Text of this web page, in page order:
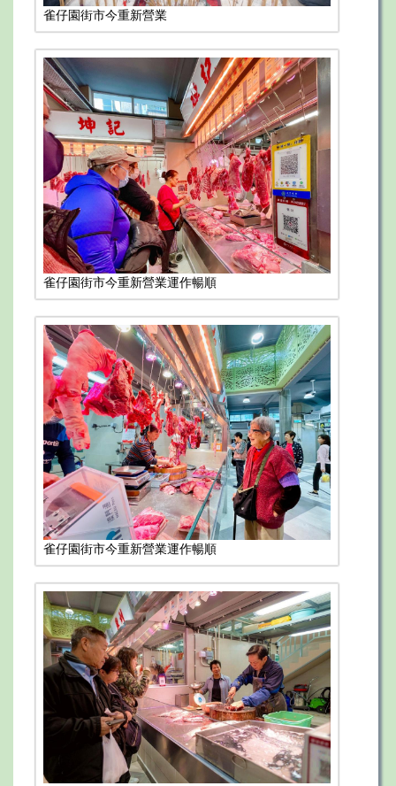
雀仔園街市今重新營業
雀仔園街市今重新營業運作暢順
雀仔園街市今重新營業運作暢順